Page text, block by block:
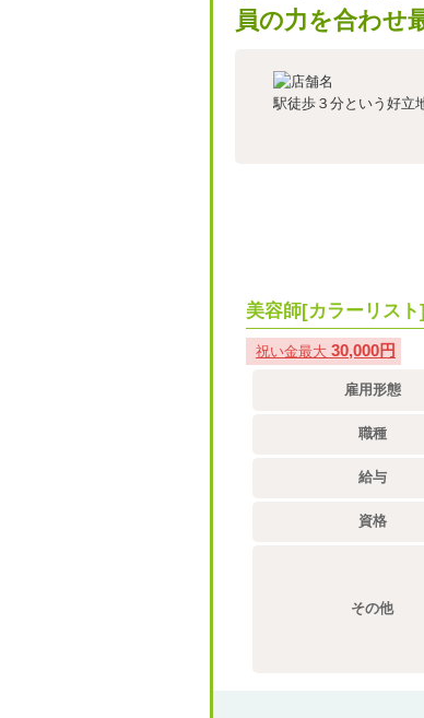
員の力を合わせ
駅徒歩３分という好立
美容師[カラーリスト]
祝い金最大 30,000円
雇用形態
職種
給与
資格
その他